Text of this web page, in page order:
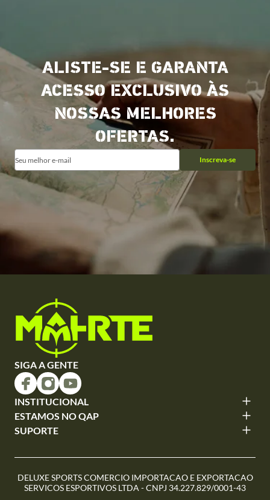
ALISTE-SE E GARANTA
ACESSO EXCLUSIVO ÀS
NOSSAS MELHORES
OFERTAS.
Inscreva-se
SIGA A GENTE
INSTITUCIONAL
ESTAMOS NO QAP
SUPORTE
DELUXE SPORTS COMERCIO IMPORTACAO E EXPORTACAO
SERVICOS ESPORTIVOS LTDA - CNPJ 34.227.829/0001-43